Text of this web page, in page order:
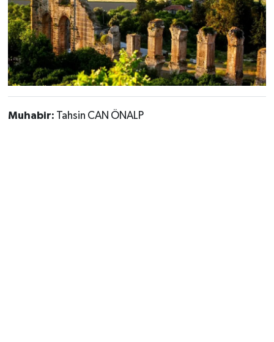
Muhabir: Tahsin CAN ÖNALP